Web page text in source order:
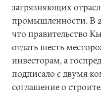
загрязняющих
промышленности. В
что правительство
отдать шесть
инвесторам, а
подписало с двумя
соглашение о